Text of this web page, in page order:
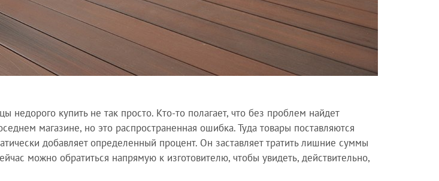
недорого купить не так просто. Кто-то полагает, что без проблем найдет
магазине, но это распространенная ошибка. Туда товары поставляются
добавляет определенный процент. Он заставляет тратить лишние суммы
можно обратиться напрямую к изготовителю, чтобы увидеть, действительно,